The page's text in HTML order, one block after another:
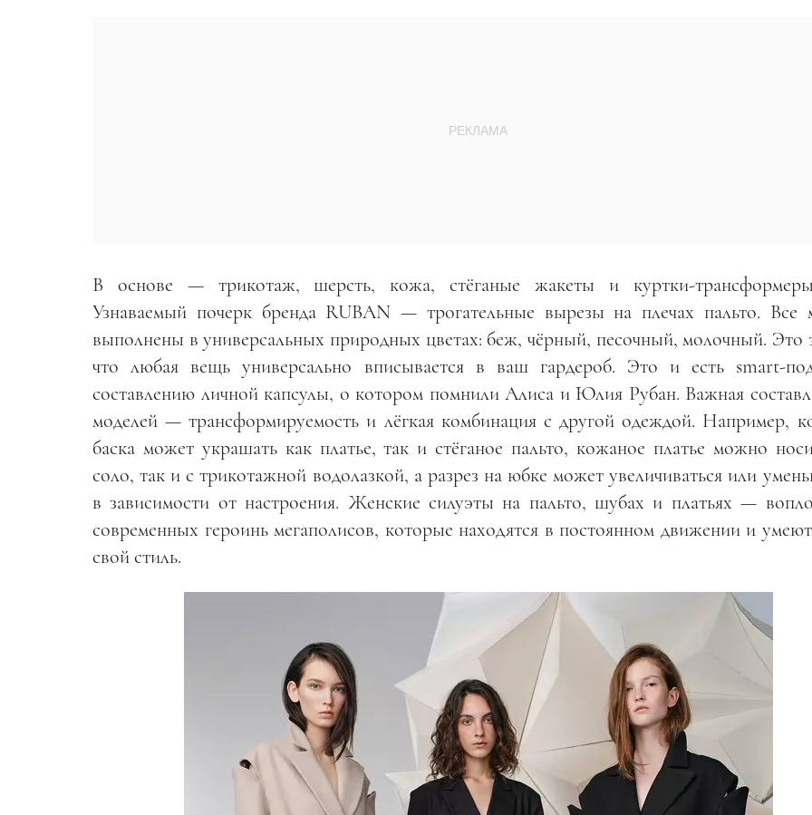
В основе — трикотаж, шерсть, кожа, стёганые жакеты и куртки-
Узнаваемый почерк бренда RUBAN — трогательные вырезы на плечах пальто. Все
выполнены в универсальных природных цветах: беж, чёрный, песочный, молочный. Это
что любая вещь универсально вписывается в ваш гардероб. Это и есть smart-
составлению личной капсулы, о котором помнили Алиса и Юлия Рубан. Важная
моделей — трансформируемость и лёгкая комбинация с другой одеждой. Например,
баска может украшать как платье, так и стёганое пальто, кожаное платье можно
соло, так и с трикотажной водолазкой, а разрез на юбке может увеличиваться или
в зависимости от настроения. Женские силуэты на пальто, шубах и платьях —
современных героинь мегаполисов, которые находятся в постоянном движении и
свой стиль.